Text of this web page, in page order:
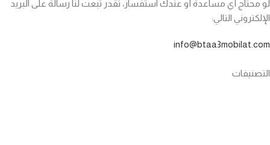
لو محتاج أي مساعدة أو عندك استفسار، تقدر تبعت لنا رسالة على البريد
الإلكتروني التالي:
info@btaa3mobilat.com
التصنيفات